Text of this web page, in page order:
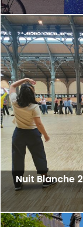
Nuit Blanche